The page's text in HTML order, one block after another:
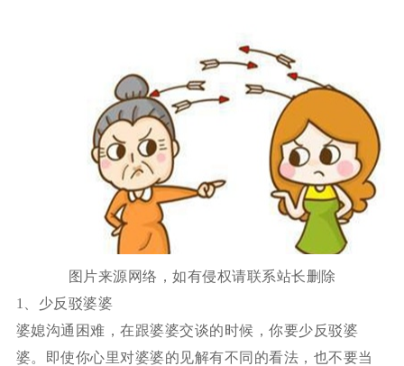
图片来源网络，如有侵权请联系站长删除
1、少反驳婆婆
婆媳沟通困难，在跟婆婆交谈的时候，你要少反驳婆
婆。即使你心里对婆婆的见解有不同的看法，也不要当